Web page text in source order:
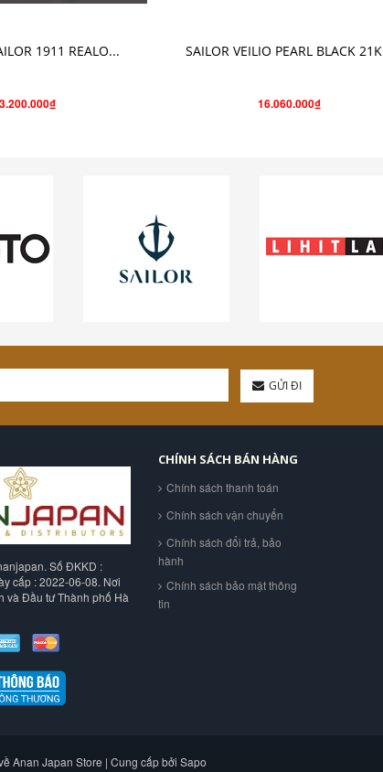
1911 REALO... SAILOR VEILIO PEARL BLACK
16.060.000₫
GỬI ĐI
Số ĐKKD :
cấp : 2022-06-08. Nơi
và Đầu tư Thành phố Hà
CHÍNH SÁCH BÁN HÀNG
Chính sách thanh toán
Chính sách vận chuyển
Chính sách đổi trả, bảo
hành
Chính sách bảo mật thông
tin
Anan Japan Store | Cung cấp bởi Sapo